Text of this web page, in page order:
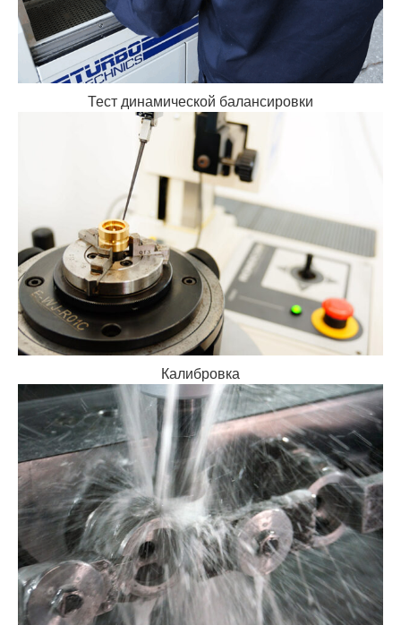
Тест динамической балансировки
Калибровка